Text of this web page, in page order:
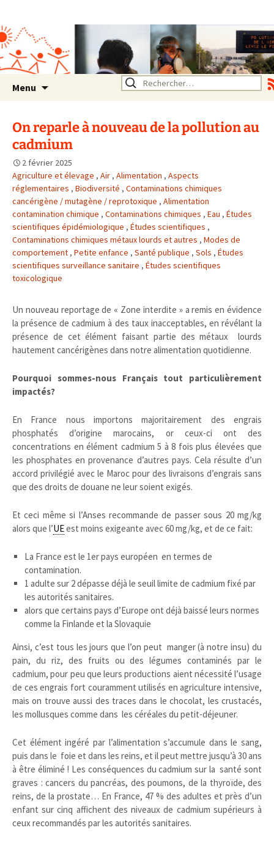
Rhône Alpes
Un environnement sain pour
la santé de tous
Menu Rechercher :
On reparle à nouveau de la pollution au
cadmium
2 février 2025
Agriculture et élevage , Air , Alimentation , Aspects
réglementaires , Biodiversité , Contaminations chimiques
cancérigène / mutagène / reprotoxique , Alimentation
contamination chimique , Contaminations chimiques , Eau , Études
scientifiques épidémiologique , Études scientifiques ,
Contaminations chimiques métaux lourds et autres , Modes de
comportement , Petite enfance , Santé publique , Sols , Études
scientifiques surveillance sanitaire , Études scientifiques
toxicologique
Un nouveau reportage de « Zone interdite » a remis en évidence
la présence de cadmium à des taux inacceptables, en révélant la
présence de cet élément faisant partie des métaux lourds
hautement cancérigènes dans notre alimentation quotidienne.
Pourquoi sommes-nous Français tout particulièrement
impactés?
En France nous importons majoritairement des engrais
phosphatés d’origine marocains, or ceux-ci ont des
concentrations en élément cadmium 5 à 8 fois plus élevées que
les phosphates en provenance d’autres pays. Cela résulte d’un
accord privilégié avec le Maroc pour des livraisons d’engrais sans
que des droits de douane ne leur soient exigés.
Et ceci même si l’Anses recommande de passer sous 20 mg/kg
alors que l’UEest moins exigeante avec 60 mg/kg, et de ce fait:
La France est le 1er pays européen en termes de
contamination.
1 adulte sur 2 dépasse déjà le seuil limite de cadmium fixé par
les autorités sanitaires.
alors que certains pays d’Europe ont déjà baissé leurs normes
comme la Finlande et la Slovaquie
Ainsi, c’est tous les jours que l’on peut manger (à notre insu) du
pain, du riz, des fruits ou des légumes contaminés par le
cadmium, pour peu que leurs productions aient nécessité l’usage
de ces engrais fort couramment utilisés en agriculture intensive,
mais on trouve aussi des traces dans le chocolat, les crustacés,
les mollusques comme dans les céréales du petit-déjeuner.
Cet élément ingéré par l’alimentation s’accumule dans le sang,
puis dans le foie et dans les reins, et il peut mettre jusqu’à 30 ans
à être éliminé ! Les conséquences du cadmium sur la santé sont
graves : cancers du pancréas, des poumons, de la thyroïde, des
reins, de la prostate… En France, 47 % des adultes et près d’un
enfant sur cinq affichent des niveaux de cadmium supérieurs à
ceux recommandés par les autorités sanitaires.